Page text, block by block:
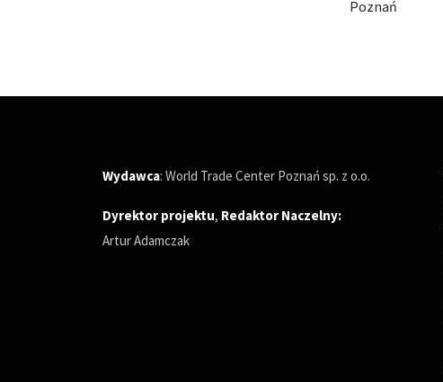
Wydawca: World Trade Center Poznań sp. z o.o.
Dyrektor projektu, Redaktor Naczelny:
Artur Adamczak